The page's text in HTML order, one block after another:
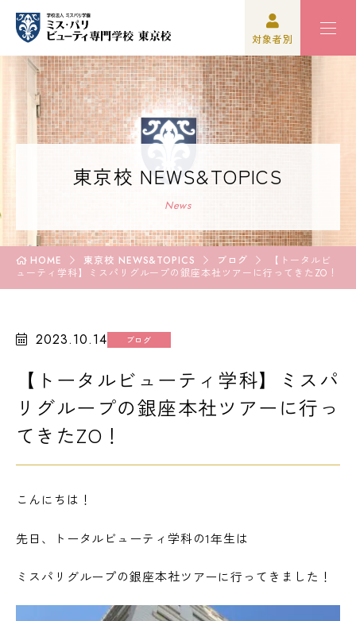
対象者別
高校3年生の方
高校1,2年生の方
再進学をご検討の方
学校関係者の方
企業の方
学校紹介
学科紹介
オープンキャンパス・イベント
入学案内
学園生活
高校3年生の方
LINE友だち登録よくある質問 交通アクセス
SNSをフォローして最新情報をCHECK !
東京校 NEWS&TOPICS
News
HOME 東京校 NEWS&TOPICS ブログ
【トータルビ
ューティ学科】ミスパリグループの銀座本社ツアーに行ってきたZO！
2023.10.14 ブログ
【トータルビューティ学科】ミスパ
リグループの銀座本社ツアーに行っ
てきたZO！
こんにちは！
先日、トータルビューティ学科の1年生は
ミスパリグループの銀座本社ツアーに行ってきました！